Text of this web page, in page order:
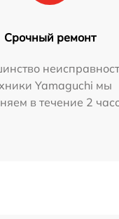
Срочный ремонт
Yamaguchi мы
в течение 2